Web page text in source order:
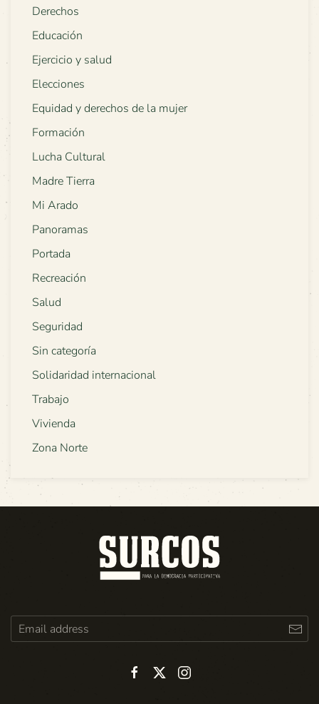
Derechos
Educación
Ejercicio y salud
Elecciones
Equidad y derechos de la mujer
Formación
Lucha Cultural
Madre Tierra
Mi Arado
Panoramas
Portada
Recreación
Salud
Seguridad
Sin categoría
Solidaridad internacional
Trabajo
Vivienda
Zona Norte